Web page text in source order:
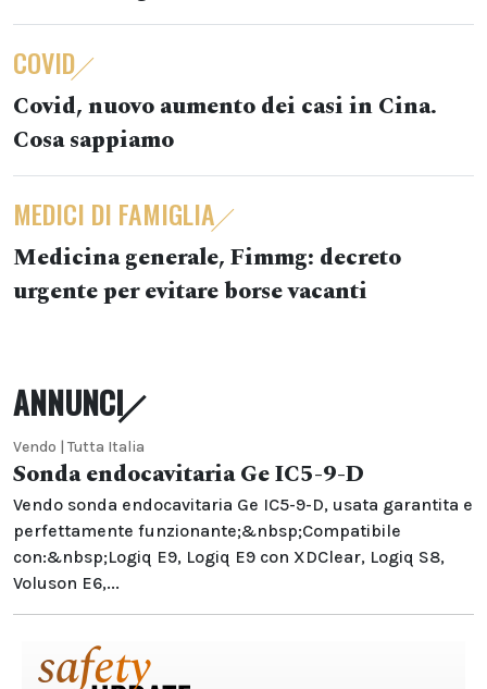
COVID
Covid, nuovo aumento dei casi in Cina.
Cosa sappiamo
MEDICI DI FAMIGLIA
Medicina generale, Fimmg: decreto
urgente per evitare borse vacanti
ANNUNCI
Vendo | Tutta Italia
Sonda endocavitaria Ge IC5-9-D
Vendo sonda endocavitaria Ge IC5-9-D, usata garantita e
perfettamente funzionante;&nbsp;Compatibile
con:&nbsp;Logiq E9, Logiq E9 con XDClear, Logiq S8,
Voluson E6,...